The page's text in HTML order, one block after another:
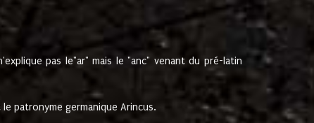
pas le"ar" mais le "anc" venant du pré-latin
le patronyme germanique Arincus.